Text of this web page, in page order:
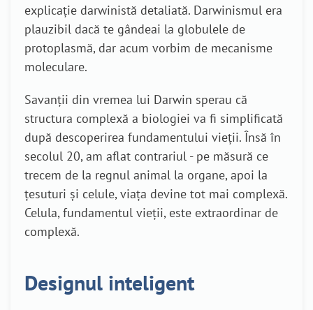
explicație darwinistă detaliată. Darwinismul era
plauzibil dacă te gândeai la globulele de
protoplasmă, dar acum vorbim de mecanisme
moleculare.
Savanții din vremea lui Darwin sperau că
structura complexă a biologiei va fi simplificată
după descoperirea fundamentului vieții. Însă în
secolul 20, am aflat contrariul - pe măsură ce
trecem de la regnul animal la organe, apoi la
țesuturi și celule, viața devine tot mai complexă.
Celula, fundamentul vieții, este extraordinar de
complexă.
Designul inteligent